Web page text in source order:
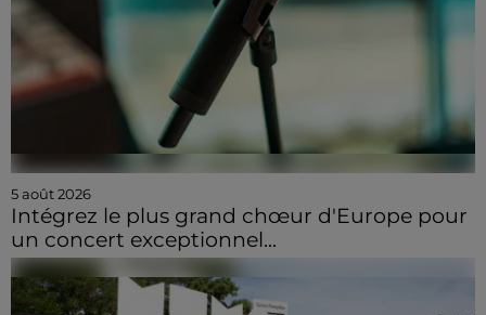
5 août 2026
Intégrez le plus grand chœur d'Europe pour
un concert exceptionnel...